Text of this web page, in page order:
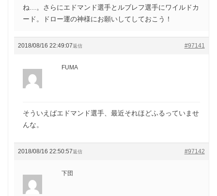
ね…。さらにエドマンド選手とルブレフ選手にワイルドカ
ード。ドロー運の神様にお願いしてしておこう！
2018/08/16 22:49:07 #97141
返信
FUMA
そういえばエドマンド選手、最近それほどふるっていませ
んな。
2018/08/16 22:50:57 #97142
返信
下団